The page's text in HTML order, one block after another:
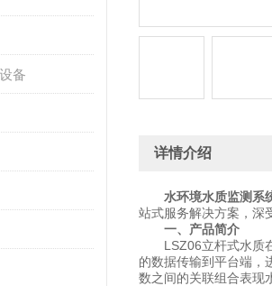
备
详情介绍
水环境水质监测系
站式服务解决方案，深
一、产品简介
LSZ06立杆式水质在
的数据传输到平台端，
数之间的关联组合表现